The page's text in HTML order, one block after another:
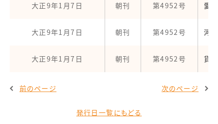
大正9年1月7日 朝刊 第4952号 愛
大正9年1月7日 朝刊 第4952号 河
大正9年1月7日 朝刊 第4952号 貨
前のページ 次のページ
発行日一覧にもどる